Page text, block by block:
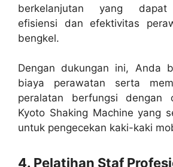
berkelanjutan yang dapat
efisiensi dan efektivitas
bengkel.
Dengan dukungan ini, Anda
biaya perawatan serta
peralatan berfungsi dengan
Kyoto Shaking Machine yang
untuk pengecekan kaki-kaki
4. Pelatihan Staf